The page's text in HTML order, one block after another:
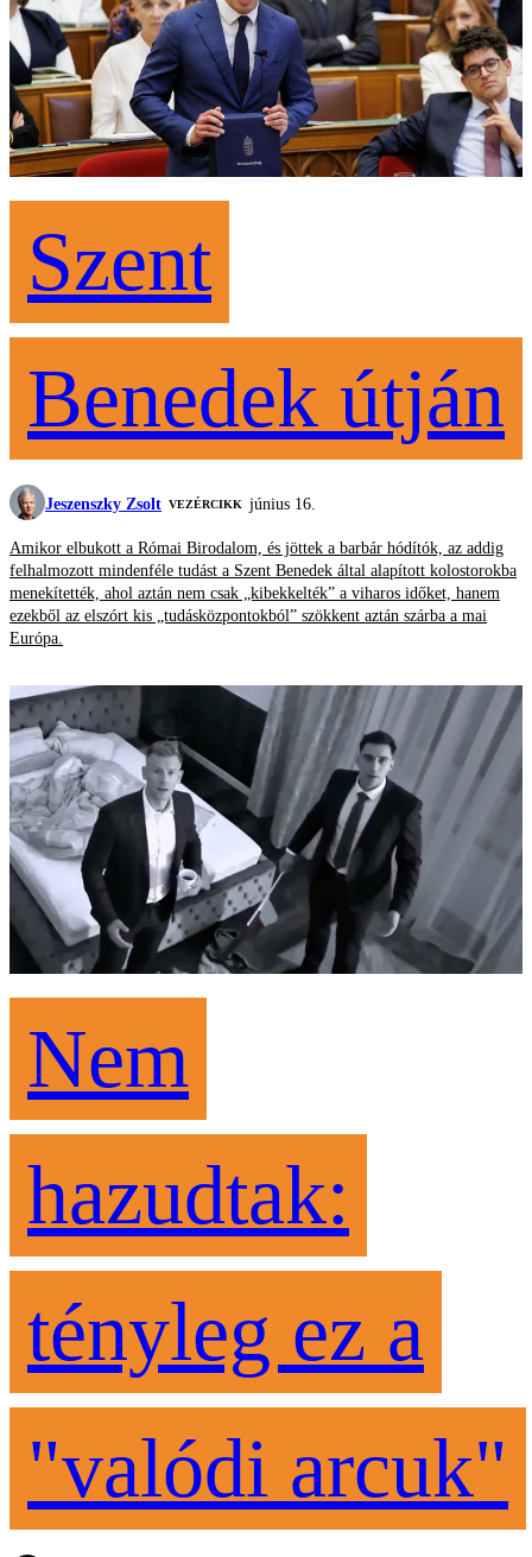
Szent
Benedek útján
Jeszenszky Zsolt VEZÉRCIKK június 16.
Amikor elbukott a Római Birodalom, és jöttek a barbár hódítók, az addig
felhalmozott mindenféle tudást a Szent Benedek által alapított kolostorokba
menekítették, ahol aztán nem csak „kibekkelték” a viharos időket, hanem
ezekből az elszórt kis „tudásközpontokból” szökkent aztán szárba a mai
Európa.
Nem
hazudtak:
tényleg ez a
"valódi arcuk"